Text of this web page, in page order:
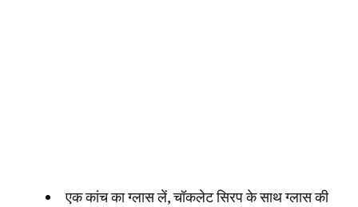
एक कांच का ग्लास लें, चॉकलेट सिरप के साथ ग्लास की